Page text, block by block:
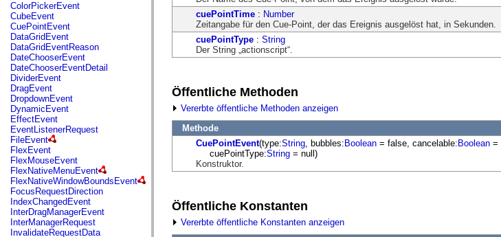
fl.rsl
fl.text
fl.transitions
fl.transitions.easing
fl.video
flash.accessibility
flash.concurrent
flash.crypto
flash.data
flash.desktop
flash.display
flash.display3D
flash.display3D.textures
flash.errors
flash.events
flash.external
flash.filesystem
flash.filters
flash.geom
flash.globalization
flash.html
flash.media
flash.net
ColorPickerEvent
CubeEvent
CuePointEvent
DataGridEvent
DataGridEventReason
DateChooserEvent
DateChooserEventDetail
DividerEvent
DragEvent
DropdownEvent
DynamicEvent
EffectEvent
EventListenerRequest
FileEvent
FlexEvent
FlexMouseEvent
FlexNativeMenuEvent
FlexNativeWindowBoundsEvent
FocusRequestDirection
IndexChangedEvent
InterDragManagerEvent
InterManagerRequest
InvalidateRequestData
cuePointTime : Number
Zeitangabe für den Cue-Point, der das Ereignis ausgelöst hat, in Sekunden.
cuePointType : String
Der String „actionscript“.
Öffentliche Methoden
Vererbte öffentliche Methoden anzeigen
Methode
CuePointEvent(type:String , bubbles:Boolean = false, cancelable:Boolean =
cuePointType:String = null)
Konstruktor.
Öffentliche Konstanten
Vererbte öffentliche Konstanten anzeigen